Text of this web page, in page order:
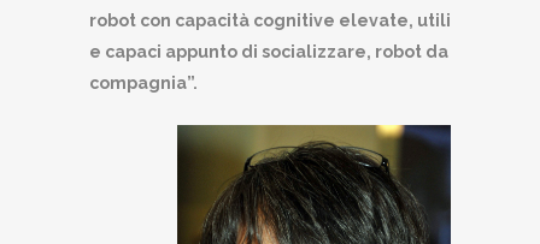
robot con capacità cognitive elevate, utili
e capaci appunto di socializzare, robot da
compagnia”.